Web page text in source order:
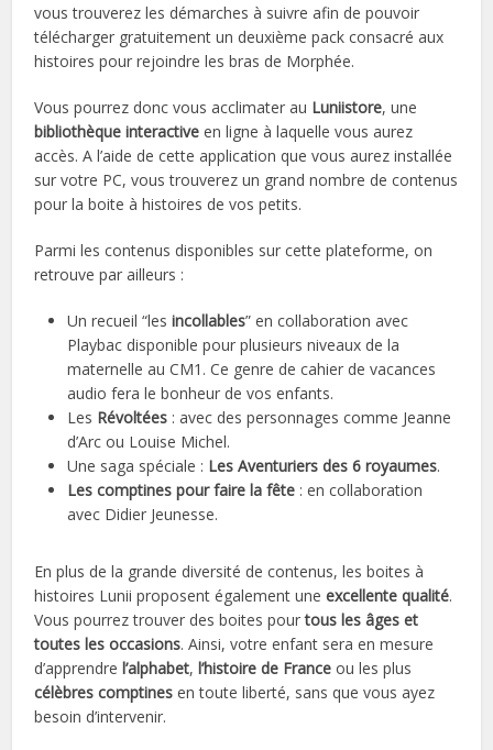
vous trouverez les démarches à suivre afin de pouvoir
télécharger gratuitement un deuxième pack consacré aux
histoires pour rejoindre les bras de Morphée.
Vous pourrez donc vous acclimater au Luniistore, une
bibliothèque interactive en ligne à laquelle vous aurez
accès. A l’aide de cette application que vous aurez installée
sur votre PC, vous trouverez un grand nombre de contenus
pour la boite à histoires de vos petits.
Parmi les contenus disponibles sur cette plateforme, on
retrouve par ailleurs :
Un recueil “lesincollables” en collaboration avec
Playbac disponible pour plusieurs niveaux de la
maternelle au CM1. Ce genre de cahier de vacances
audio fera le bonheur de vos enfants.
Les Révoltées : avec des personnages comme Jeanne
d’Arc ou Louise Michel.
Une saga spéciale : Les Aventuriers des 6 royaumes.
Les comptines pour faire la fête : en collaboration
avec Didier Jeunesse.
En plus de la grande diversité de contenus, les boites à
histoires Lunii proposent également uneexcellente qualité.
Vous pourrez trouver des boites pourtous les âges et
toutes les occasions. Ainsi, votre enfant sera en mesure
d’apprendrel’alphabet,l’histoire de Franceou les plus
célèbres comptinesen toute liberté, sans que vous ayez
besoin d’intervenir.